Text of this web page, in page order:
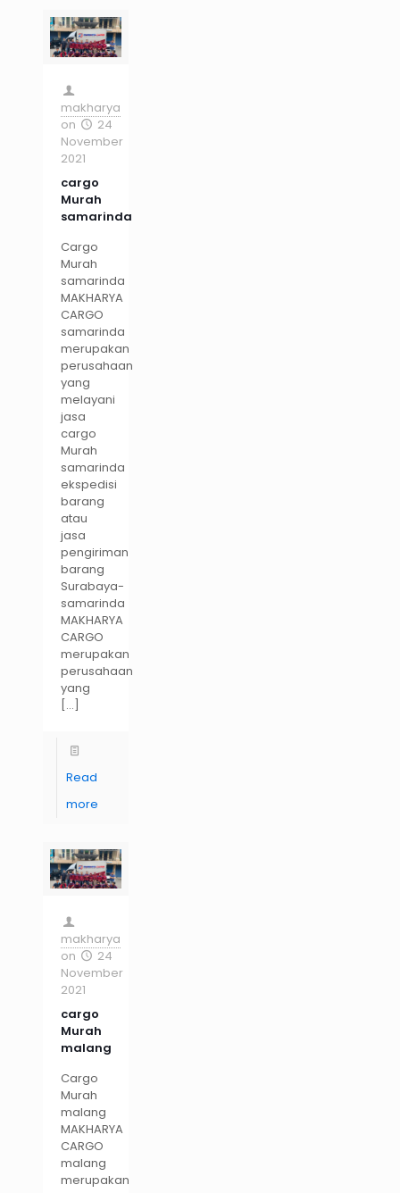
makharya
on
24
November
2021
cargo
Murah
samarinda
Cargo
Murah
samarinda
MAKHARYA
CARGO
samarinda
merupakan
perusahaan
yang
melayani
jasa
cargo
Murah
samarinda
ekspedisi
barang
atau
jasa
pengiriman
barang
Surabaya-
samarinda
MAKHARYA
CARGO
merupakan
perusahaan
yang
[…]
Read
more
makharya
on
24
November
2021
cargo
Murah
malang
Cargo
Murah
malang
MAKHARYA
CARGO
malang
merupakan